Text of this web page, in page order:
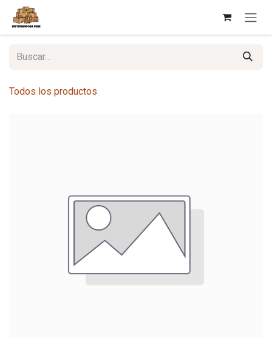
Ir al contenido
Todos los productos